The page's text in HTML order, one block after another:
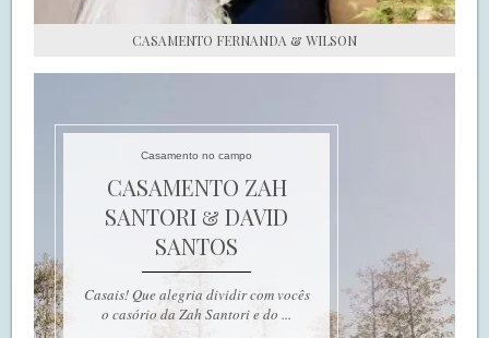
CASAMENTO FERNANDA & WILSON
Casamento no campo
CASAMENTO ZAH
SANTORI & DAVID
SANTOS
Casais! Que alegria dividir com vocês
o casório da Zah Santori e do ...